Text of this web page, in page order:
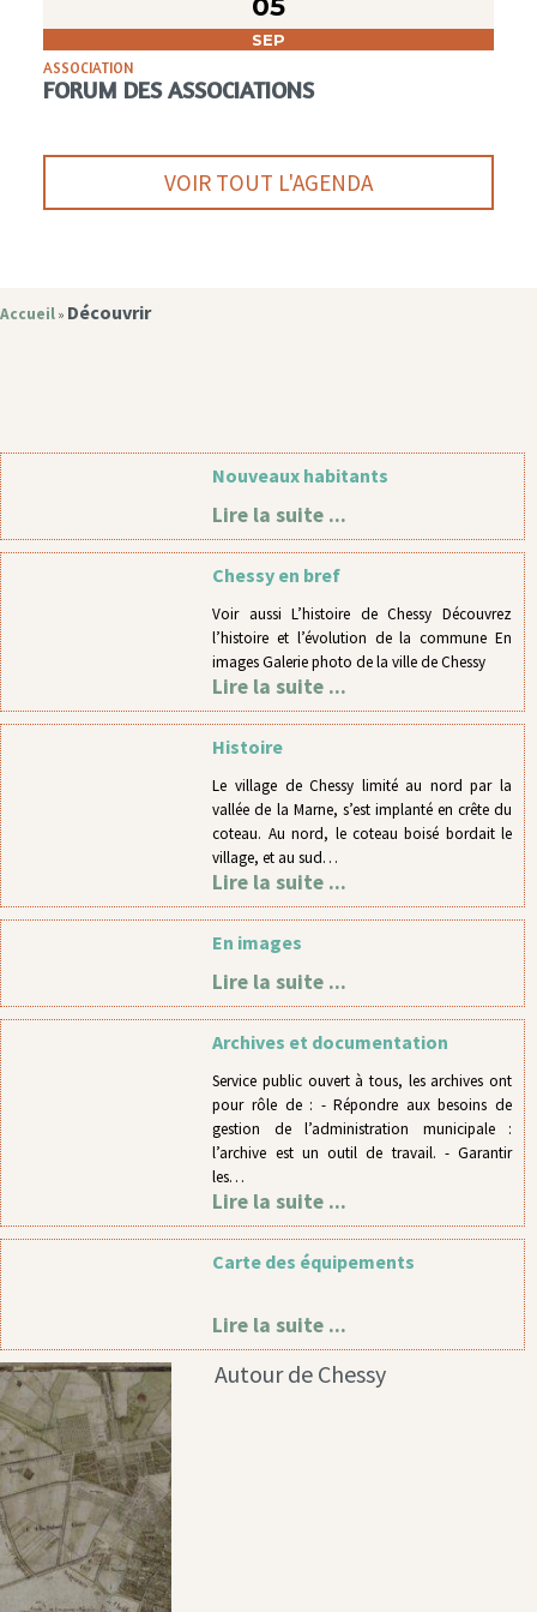
05
SEP
ASSOCIATION
FORUM DES ASSOCIATIONS
VOIR TOUT L'AGENDA
Accueil » Découvrir
Nouveaux habitants
Lire la suite ...
Chessy en bref
Voir aussi L’histoire de Chessy Découvrez
l’histoire et l’évolution de la commune En
images Galerie photo de la ville de Chessy
Lire la suite ...
Histoire
Le village de Chessy limité au nord par la
vallée de la Marne, s’est implanté en crête du
coteau. Au nord, le coteau boisé bordait le
village, et au sud…
Lire la suite ...
En images
Lire la suite ...
Archives et documentation
Service public ouvert à tous, les archives ont
pour rôle de : - Répondre aux besoins de
gestion de l’administration municipale :
l’archive est un outil de travail. - Garantir
les…
Lire la suite ...
Carte des équipements
Lire la suite ...
Autour de Chessy